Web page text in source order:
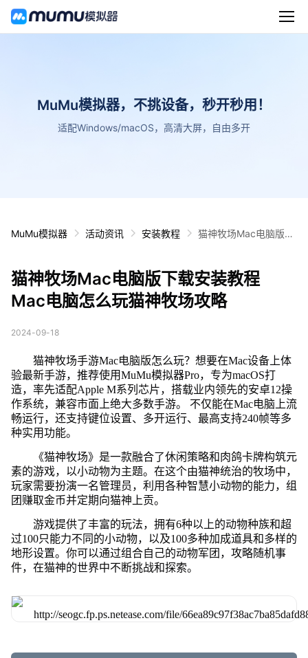
MuMu模拟器，不挑设备，秒开秒用！
适配Windows/macOS，高清大屏，自由多开
MuMu模拟器 活动资讯 安装教程
猫神牧场Mac电脑版下
猫神牧场Mac电脑版下载安装教程
Mac电脑怎么玩猫神牧场攻略
2024-09-18
猫神牧场手游Mac电脑版怎么玩？想要在Mac设备上体
验最新手游，推荐使用MuMu模拟器Pro，专为macOS打
造，率先适配Apple M系列芯片，搭载业内领先的安卓12操
作系统，兼容市面上绝大多数手游。 不仅能在Mac电脑上流
畅运行，还支持键位设置、多开运行、最高支持240帧等多
种实用功能。
《猫神牧场》是一款融合了休闲策略和肉鸽卡牌构筑元
素的游戏，以小动物为主题。在这个由猫神统治的牧场中，
玩家需要扮演一名管理员，利用各种智慧小动物的能力，组
团赚取金币并定期向猫神上贡。
游戏提供了丰富的玩法，拥有6种以上的动物种族和超
过100只能力不同的小动物，以及100多种加成道具和多样的
地形设置。你可以通过组合自己的动物军团，攻略随机事
件，在猫神的世界中不断挑战和探索。